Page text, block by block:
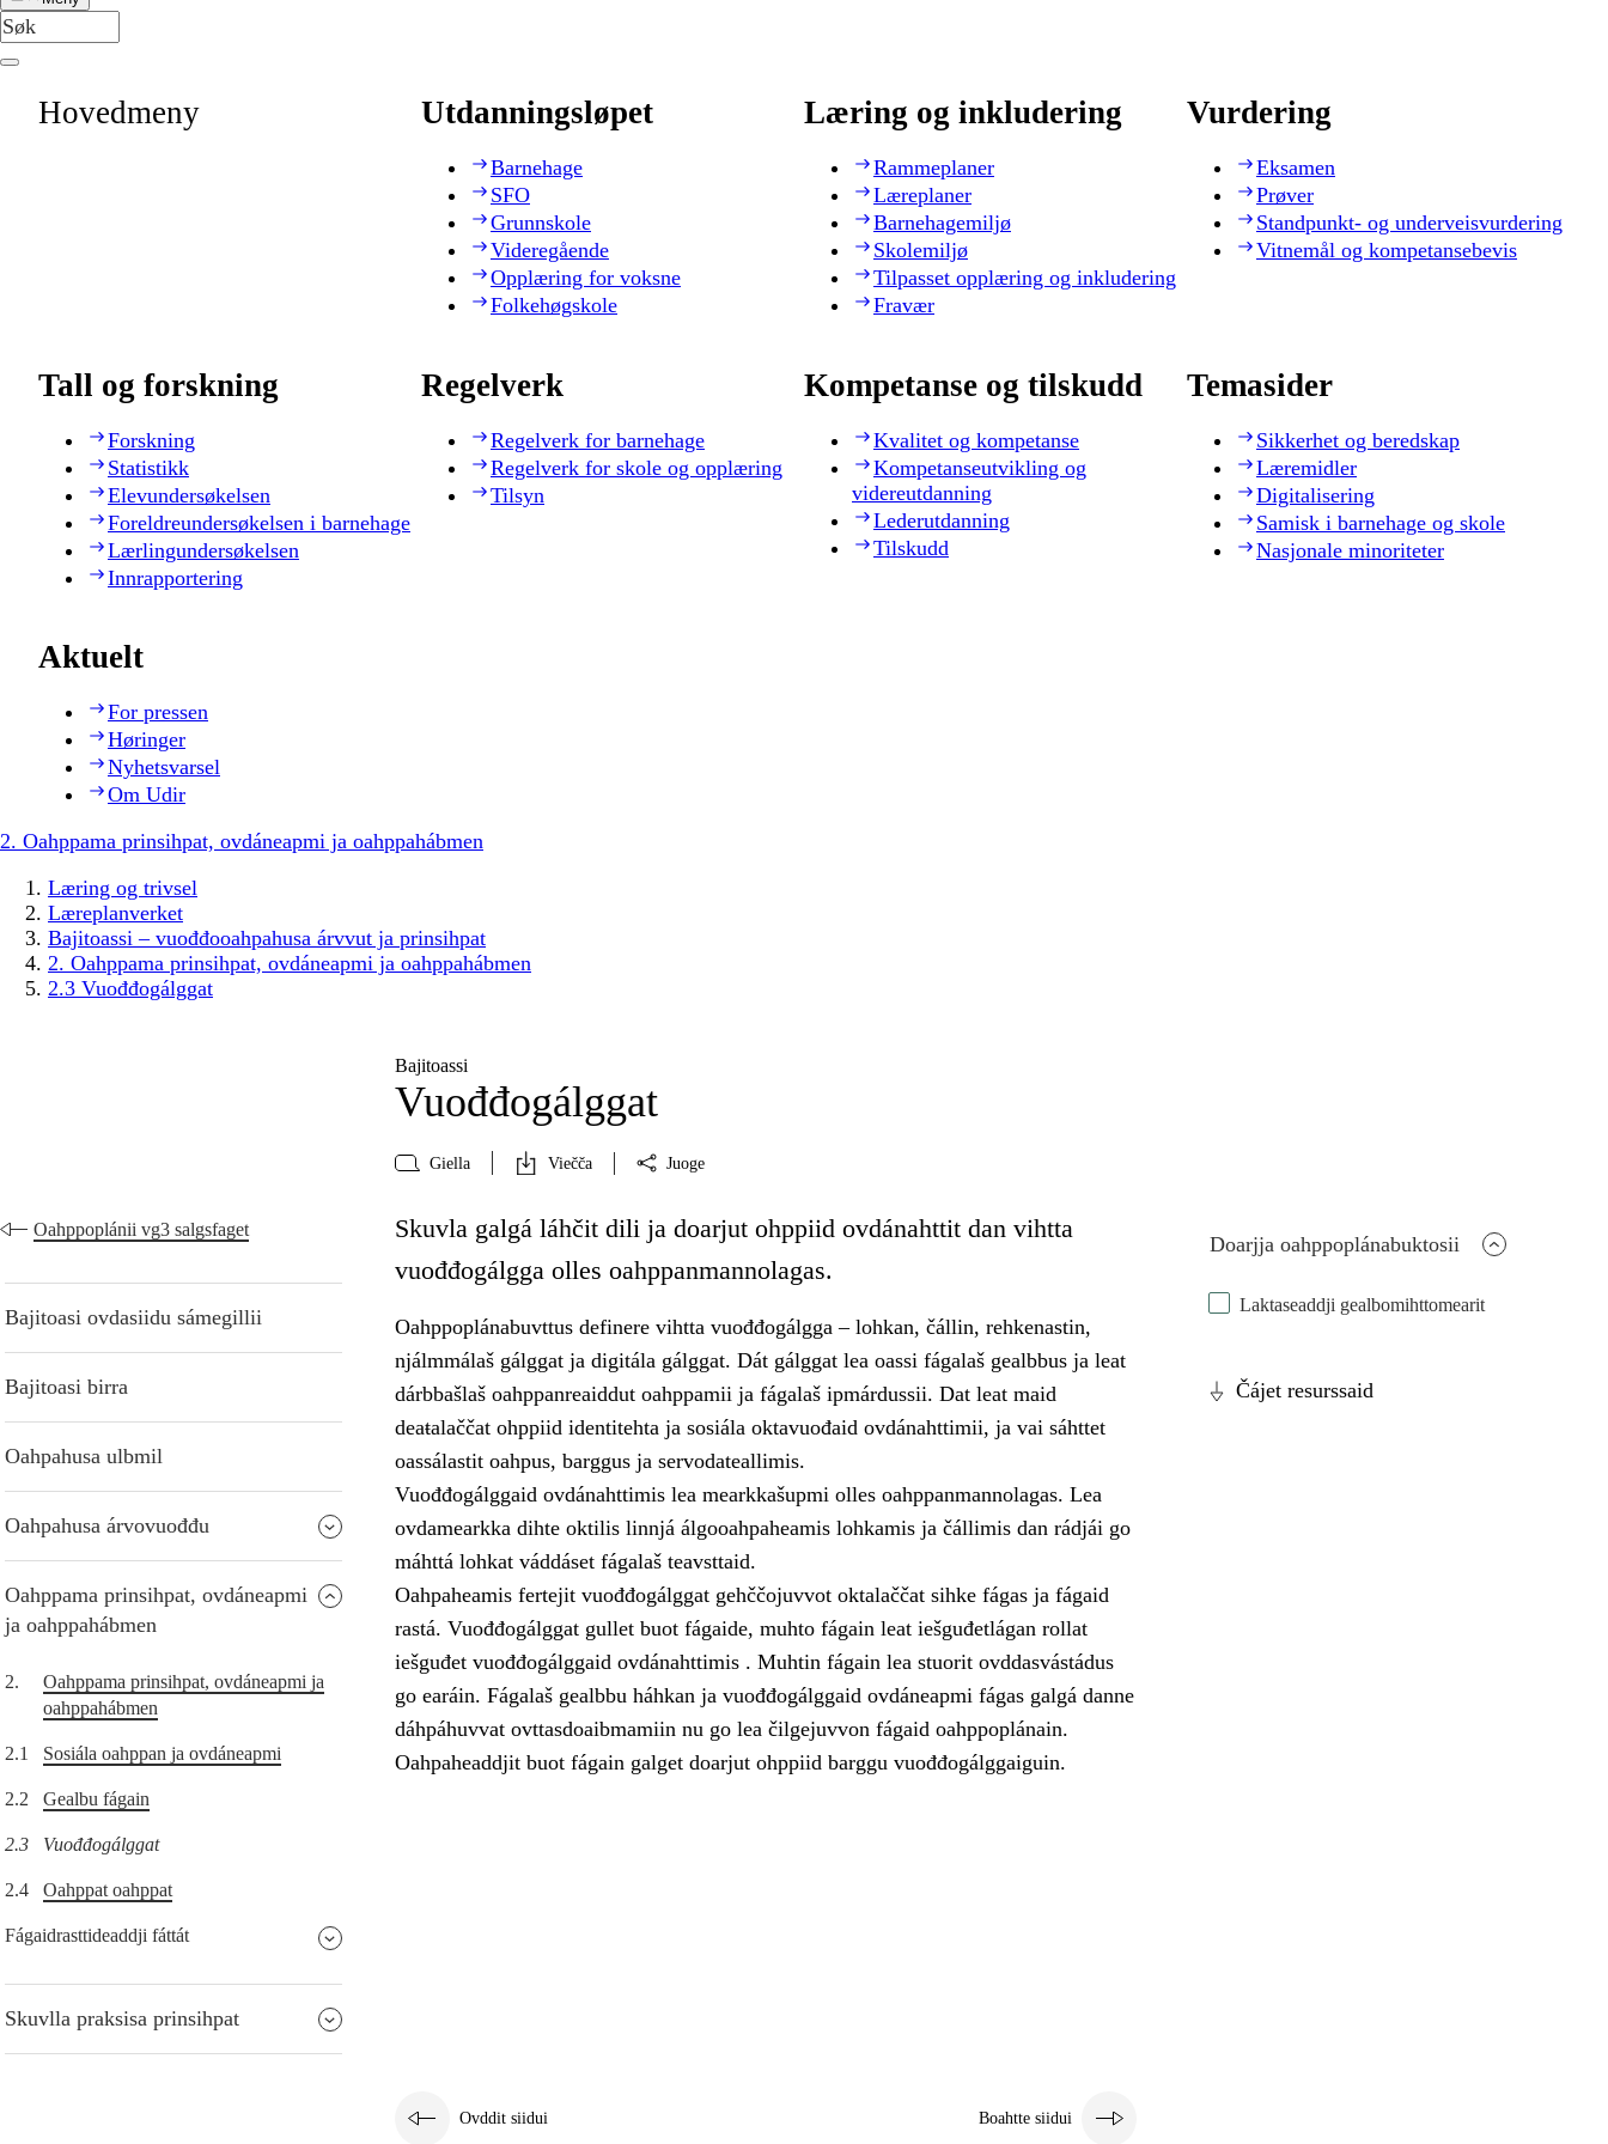
Hovedmeny Utdanningsløpet
Barnehage
SFO
Grunnskole
Videregående
Opplæring for voksne
Folkehøgskole
Læring og inkludering
Rammeplaner
Læreplaner
Barnehagemiljø
Skolemiljø
Tilpasset opplæring og inkludering
Fravær
Vurdering
Eksamen
Prøver
Standpunkt- og underveisvurdering
Vitnemål og kompetansebevis
Tall og forskning
Forskning
Statistikk
Elevundersøkelsen
Foreldreundersøkelsen i barnehage
Lærlingundersøkelsen
Innrapportering
Regelverk
Regelverk for barnehage
Regelverk for skole og opplæring
Tilsyn
Kompetanse og tilskudd
Kvalitet og kompetanse
Kompetanseutvikling og
videreutdanning
Lederutdanning
Tilskudd
Temasider
Sikkerhet og beredskap
Læremidler
Digitalisering
Samisk i barnehage og skole
Nasjonale minoriteter
Aktuelt
For pressen
Høringer
Nyhetsvarsel
Om Udir
2. Oahppama prinsihpat, ovdáneapmi ja oahppahábmen
Læring og trivsel
Læreplanverket
Bajitoassi – vuođđooahpahusa árvvut ja prinsihpat
2. Oahppama prinsihpat, ovdáneapmi ja oahppahábmen
2.3 Vuođđogálggat
Bajitoassi
Vuođđogálggat
Giella Viečča Juoge
Oahppoplánii vg3 salgsfaget
Bajitoasi ovdasiidu sámegillii
Bajitoasi birra
Oahpahusa ulbmil
Oahpahusa árvovuođđu
Oahppama prinsihpat, ovdáneapmi
ja oahppahábmen
2.
Oahppama prinsihpat, ovdáneapmi ja
oahppahábmen
2.1 Sosiála oahppan ja ovdáneapmi
2.2 Gealbu fágain
2.3 Vuođđogálggat
2.4 Oahppat oahppat
Fágaidrasttideaddji fáttát
Skuvlla praksisa prinsihpat
Doarjja oahppoplánabuktosii
Laktaseaddji gealbomihttomearit
Čájet resurssaid
Skuvla galgá láhčit dili ja doarjut ohppiid ovdánahttit dan vihtta
vuođđogálgga olles oahppanmannolagas.
Oahppoplánabuvttus definere vihtta vuođđogálgga – lohkan, čállin, rehkenastin,
njálmmálaš gálggat ja digitála gálggat. Dát gálggat lea oassi fágalaš gealbbus ja leat
dárbbašlaš oahppanreaiddut oahppamii ja fágalaš ipmárdussii. Dat leat maid
deaŧalaččat ohppiid identitehta ja sosiála oktavuođaid ovdánahttimii, ja vai sáhttet
oassálastit oahpus, barggus ja servodateallimis.
Vuođđogálggaid ovdánahttimis lea mearkkašupmi olles oahppanmannolagas. Lea
ovdamearkka dihte oktilis linnjá álgooahpaheamis lohkamis ja čállimis dan rádjái go
máhttá lohkat váddáset fágalaš teavsttaid.
Oahpaheamis fertejit vuođđogálggat gehččojuvvot oktalaččat sihke fágas ja fágaid
rastá. Vuođđogálggat gullet buot fágaide, muhto fágain leat iešguđetlágan rollat
iešguđet vuođđogálggaid ovdánahttimis . Muhtin fágain lea stuorit ovddasvástádus
go earáin. Fágalaš gealbbu háhkan ja vuođđogálggaid ovdáneapmi fágas galgá danne
dáhpáhuvvat ovttasdoaibmamiin nu go lea čilgejuvvon fágaid oahppoplánain.
Oahpaheaddjit buot fágain galget doarjut ohppiid barggu vuođđogálggaiguin.
Ovddit siidui Boahtte siidui